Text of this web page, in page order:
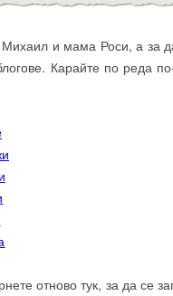
и мама Роси, а за
Карайте по реда
отново тук, за да се